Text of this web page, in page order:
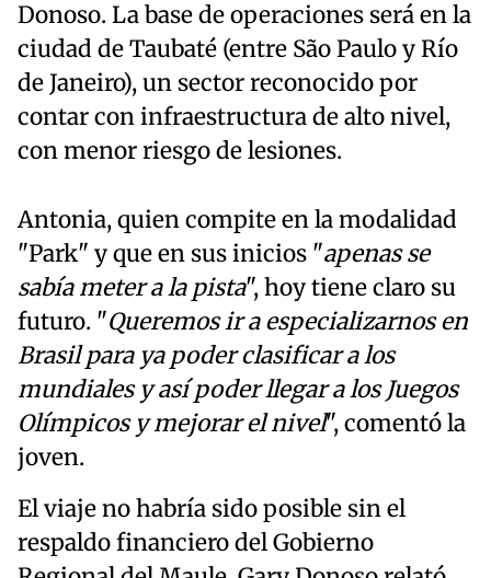
Donoso. La base de operaciones será en la
ciudad de Taubaté (entre São Paulo y Río
de Janeiro), un sector reconocido por
contar con infraestructura de alto nivel,
con menor riesgo de lesiones.
Antonia, quien compite en la modalidad
"Park" y que en sus inicios "apenas se
sabía meter a la pista", hoy tiene claro su
futuro. "Queremos ir a especializarnos en
Brasil para ya poder clasificar a los
mundiales y así poder llegar a los Juegos
Olímpicos y mejorar el nivel", comentó la
joven.
El viaje no habría sido posible sin el
respaldo financiero del Gobierno